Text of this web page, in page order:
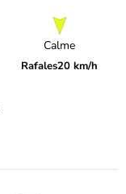
Calme
Rafales20 km/h